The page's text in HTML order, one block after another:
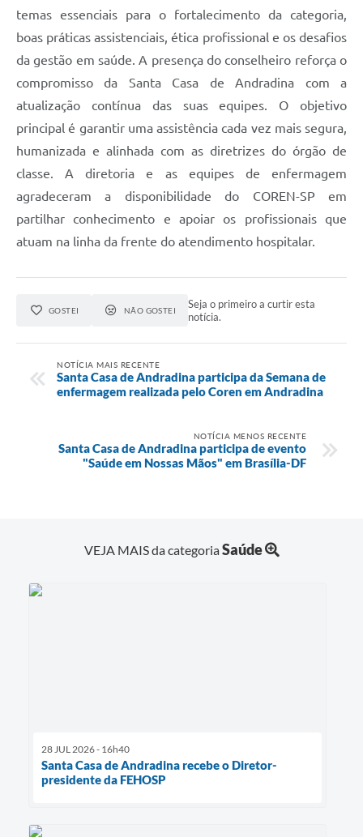
temas essenciais para o fortalecimento da categoria,
boas práticas assistenciais, ética profissional e os desafios
da gestão em saúde. A presença do conselheiro reforça o
compromisso da Santa Casa de Andradina com a
atualização contínua das suas equipes. O objetivo
principal é garantir uma assistência cada vez mais segura,
humanizada e alinhada com as diretrizes do órgão de
classe. A diretoria e as equipes de enfermagem
agradeceram a disponibilidade do COREN-SP em
partilhar conhecimento e apoiar os profissionais que
atuam na linha da frente do atendimento hospitalar.
GOSTEI NÃO GOSTEI
Seja o primeiro a curtir esta
notícia.
NOTÍCIA MAIS RECENTE
Santa Casa de Andradina participa da Semana de
enfermagem realizada pelo Coren em Andradina
NOTÍCIA MENOS RECENTE
Santa Casa de Andradina participa de evento
"Saúde em Nossas Mãos" em Brasília-DF
VEJA MAIS da categoriaSaúde
28 JUL 2026 - 16h40
Santa Casa de Andradina recebe o Diretor-
presidente da FEHOSP